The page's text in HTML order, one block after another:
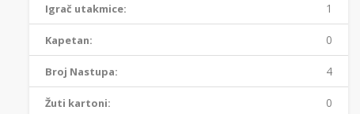
Igrač utakmice: 1
Kapetan: 0
Broj Nastupa: 4
Žuti kartoni: 0